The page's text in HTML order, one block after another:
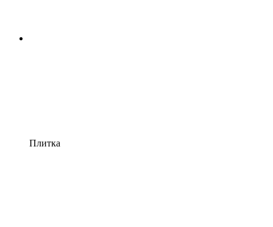
Плитка